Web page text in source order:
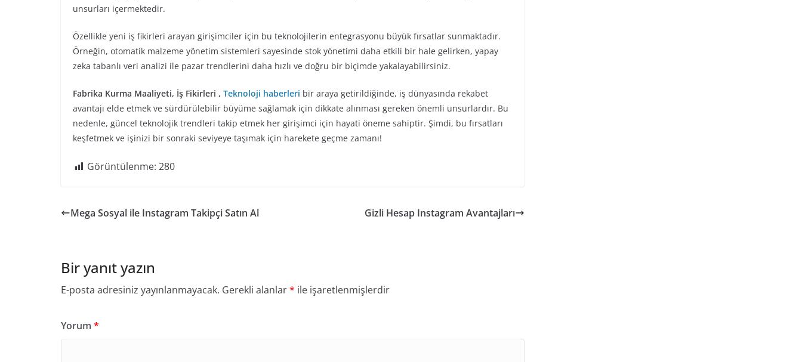
unsurları içermektedir.
Özellikle yeni iş fikirleri arayan girişimciler için bu teknolojilerin entegrasyonu büyük fırsatlar sunmaktadır.
Örneğin, otomatik malzeme yönetim sistemleri sayesinde stok yönetimi daha etkili bir hale gelirken, yapay
zeka tabanlı veri analizi ile pazar trendlerini daha hızlı ve doğru bir biçimde yakalayabilirsiniz.
Fabrika Kurma Maaliyeti, İş Fikirleri , Teknoloji haberleri bir araya getirildiğinde, iş dünyasında rekabet
avantajı elde etmek ve sürdürülebilir büyüme sağlamak için dikkate alınması gereken önemli unsurlardır. Bu
nedenle, güncel teknolojik trendleri takip etmek her girişimci için hayati öneme sahiptir. Şimdi, bu fırsatları
keşfetmek ve işinizi bir sonraki seviyeye taşımak için harekete geçme zamanı!
Görüntülenme: 280
Mega Sosyal ile Instagram Takipçi Satın Al Gizli Hesap Instagram Avantajları
Bir yanıt yazın
E-posta adresiniz yayınlanmayacak. Gerekli alanlar* ile işaretlenmişlerdir
Yorum *